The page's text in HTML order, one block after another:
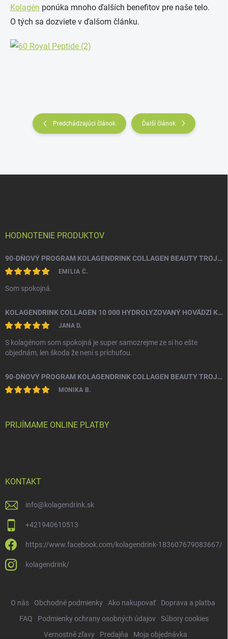
Kolagén ponúka mnoho ďalších benefitov pre naše telo.
O tých sa dozviete v ďalšom článku.
Predchádzajúci článok Ďalší článok
HODNOTENIE PRODUKTOV
90-DŇOVÝ PROGRAM KOLAGENDRINK COLLAGEN BEAUTY TROJZLOŽKOVÝ (TYP 1, 2 & 3) RYBÍ HYDROLYZOVANÝ KOLAGÉN 3 X 330 G
EMÍLIA Č.
Som spokojná.
KOLAGENDRINK COLLAGEN 10 000 HYDROLYZOVANÝ HOVÄDZÍ KOLAGÉN 300 G
JANA D.
S kolagénom som spokojná je super samozrejme ze si ho ešte
objednám, len škoda že není s príchuťou.
90-DŇOVÝ PROGRAM KOLAGENDRINK COLLAGEN BEAUTY TROJZLOŽKOVÝ (TYP 1, 2 & 3) RYBÍ HYDROLYZOVANÝ KOLAGÉN 3 X 330 G
MONIKA B.
PRIJÍMAME ONLINE PLATBY
KONTAKT
info@kolagendrink.sk
+421940610513
https://www.facebook.com/kolagendrink-183607679083667/
kolagendrink/
O nás Obchodné podmienky Ako nakupovať
Doprava a platba
FAQ
Podmienky ochrany osobných údajov
Súbory cookies
Vernostné zľavy
Predajňa Moja objednávka